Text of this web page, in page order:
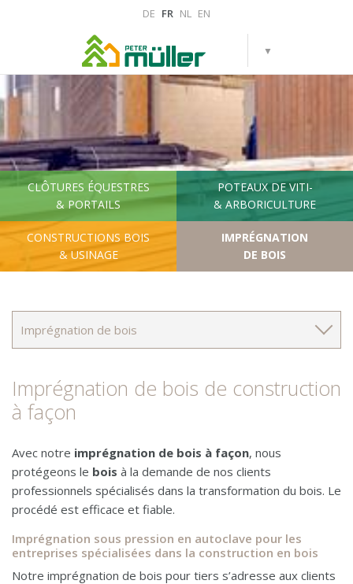
DE FR NL EN
CLÔTURES ÉQUESTRES
& PORTAILS
POTEAUX DE VITI-
& ARBORICULTURE
CONSTRUCTIONS BOIS
& USINAGE
IMPRÉGNATION
DE BOIS
Imprégnation de bois
Exigences et déroulement
Créosote
Contact
Imprégnation de bois de construction
à façon
Avec notre imprégnation de bois à façon, nous
protégeons le bois à la demande de nos clients
professionnels spécialisés dans la transformation du bois. Le
procédé est efficace et fiable.
Imprégnation sous pression en autoclave pour les
entreprises spécialisées dans la construction en bois
Notre imprégnation de bois pour tiers s’adresse aux clients